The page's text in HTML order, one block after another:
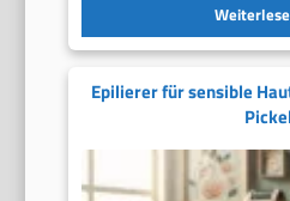
Epilierer für sensible
Pickel